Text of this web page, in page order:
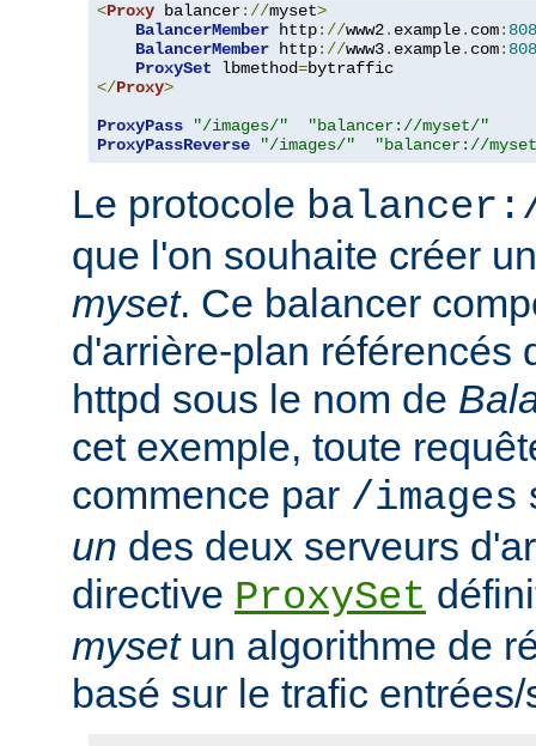
<Proxy balancer://myset>
BalancerMember http://www2. example. com:
BalancerMember http://www3. example. com:
ProxySet lbmethod=
</Proxy>
ProxyPass
"/images/"
"balancer://myset/"
ProxyPassReverse
"/images/" "balancer://
Le protocole
que l'on souhaite créer
myset. Ce balancer
d'arrière-plan référencés
httpd sous le nom de
cet exemple, toute
commence par /images
un des deux serveurs
directive ProxySet
mysetun algorithme de
basé sur le trafic